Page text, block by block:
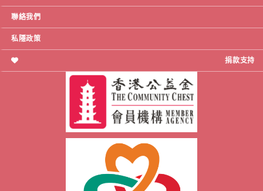
聯絡我們
私隱政策
捐款支持